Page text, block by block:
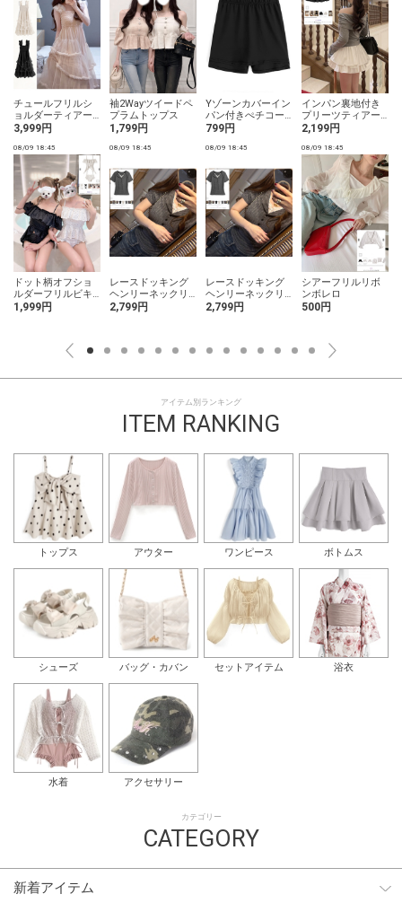
チュールフリルシ
ョルダーティアー
ドワンピース
3,999円
袖2Wayツイードペ
プラムトップス
1,799円
Yゾーンカバーイン
パン付きぺチコー
ト
799円
インパン裏地付き
プリーツティアー
ドミニスカート
2,199円
08/09 18:45
ドット柄オフショ
ルダーフリルビキ
ニ水着
1,999円
08/09 18:45
レースドッキング
ヘンリーネックリ
ブトップス
2,799円
08/09 18:45
レースドッキング
ヘンリーネックリ
ブトップス
2,799円
08/09 18:45
シアーフリルリボ
ンボレロ
500円
アイテム別ランキング
ITEM RANKING
トップス アウター ワンピース ボトムス
シューズ バッグ・カバン セットアイテム 浴衣
水着 アクセサリー
カテゴリー
CATEGORY
新着アイテム